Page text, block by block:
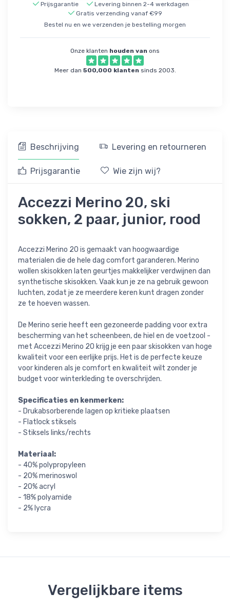
Prijsgarantie
Levering binnen 2-4 werkdagen
Gratis verzending vanaf €99
Bestel nu en we verzenden je bestelling morgen
Onze klanten houden van ons
Meer dan 500,000 klanten sinds 2003.
Beschrijving Levering en retourneren
Prijsgarantie Wie zijn wij?
Accezzi Merino 20, ski
sokken, 2 paar, junior, rood
Accezzi Merino 20 is gemaakt van hoogwaardige
materialen die de hele dag comfort garanderen. Merino
wollen skisokken laten geurtjes makkelijker verdwijnen dan
synthetische skisokken. Vaak kun je ze na gebruik gewoon
luchten, zodat je ze meerdere keren kunt dragen zonder
ze te hoeven wassen.
De Merino serie heeft een gezoneerde padding voor extra
bescherming van het scheenbeen, de hiel en de voetzool -
met Accezzi Merino 20 krijg je een paar skisokken van hoge
kwaliteit voor een eerlijke prijs. Het is de perfecte keuze
voor kinderen als je comfort en kwaliteit wilt zonder je
budget voor winterkleding te overschrijden.
Specificaties en kenmerken:
- Drukabsorberende lagen op kritieke plaatsen
- Flatlock stiksels
- Stiksels links/rechts
Materiaal:
- 40% polypropyleen
- 20% merinoswol
- 20% acryl
- 18% polyamide
- 2% lycra
Vergelijkbare items